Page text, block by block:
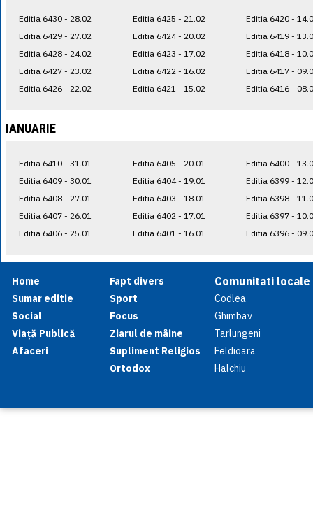
Editia 6430 - 28.02
Editia 6429 - 27.02
Editia 6428 - 24.02
Editia 6427 - 23.02
Editia 6426 - 22.02
Editia 6425 - 21.02
Editia 6424 - 20.02
Editia 6423 - 17.02
Editia 6422 - 16.02
Editia 6421 - 15.02
Editia 6420 -
Editia 6419 -
Editia 6418 -
Editia 6417 -
Editia 6416 -
IANUARIE
Editia 6410 - 31.01
Editia 6409 - 30.01
Editia 6408 - 27.01
Editia 6407 - 26.01
Editia 6406 - 25.01
Editia 6405 - 20.01
Editia 6404 - 19.01
Editia 6403 - 18.01
Editia 6402 - 17.01
Editia 6401 - 16.01
Editia 6400 -
Editia 6399 -
Editia 6398 -
Editia 6397 -
Editia 6396 -
Home
Sumar editie
Social
Viață Publică
Afaceri
Fapt divers
Sport
Focus
Ziarul de mâine
Supliment Religios
Ortodox
Comunitati locale
Codlea
Ghimbav
Tarlungeni
Feldioara
Halchiu